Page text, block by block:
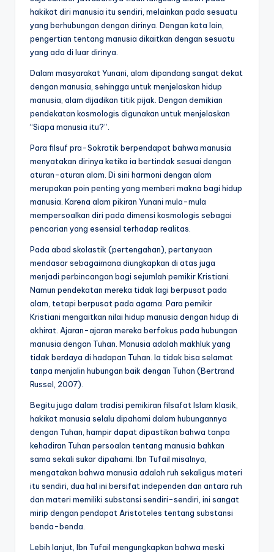
hakikat diri manusia itu sendiri, melainkan pada sesuatu
yang berhubungan dengan dirinya. Dengan kata lain,
pengertian tentang manusia dikaitkan dengan sesuatu
yang ada di luar dirinya.
Dalam masyarakat Yunani, alam dipandang sangat dekat
dengan manusia, sehingga untuk menjelaskan hidup
manusia, alam dijadikan titik pijak. Dengan demikian
pendekatan kosmologis digunakan untuk menjelaskan
“Siapa manusia itu?”.
Para filsuf pra-Sokratik berpendapat bahwa manusia
menyatakan dirinya ketika ia bertindak sesuai dengan
aturan-aturan alam. Di sini harmoni dengan alam
merupakan poin penting yang memberi makna bagi hidup
manusia. Karena alam pikiran Yunani mula-mula
mempersoalkan diri pada dimensi kosmologis sebagai
pencarian yang esensial terhadap realitas.
Pada abad skolastik (pertengahan), pertanyaan
mendasar sebagaimana diungkapkan di atas juga
menjadi perbincangan bagi sejumlah pemikir Kristiani.
Namun pendekatan mereka tidak lagi berpusat pada
alam, tetapi berpusat pada agama. Para pemikir
Kristiani mengaitkan nilai hidup manusia dengan hidup di
akhirat. Ajaran-ajaran mereka berfokus pada hubungan
manusia dengan Tuhan. Manusia adalah makhluk yang
tidak berdaya di hadapan Tuhan. Ia tidak bisa selamat
tanpa menjalin hubungan baik dengan Tuhan (Bertrand
Russel, 2007).
Begitu juga dalam tradisi pemikiran filsafat Islam klasik,
hakikat manusia selalu dipahami dalam hubungannya
dengan Tuhan, hampir dapat dipastikan bahwa tanpa
kehadiran Tuhan persoalan tentang manusia bahkan
sama sekali sukar dipahami. Ibn Tufail misalnya,
mengatakan bahwa manusia adalah ruh sekaligus materi
itu sendiri, dua hal ini bersifat independen dan antara ruh
dan materi memiliki substansi sendiri-sendiri, ini sangat
mirip dengan pendapat Aristoteles tentang substansi
benda-benda.
Lebih lanjut, Ibn Tufail mengungkapkan bahwa meski